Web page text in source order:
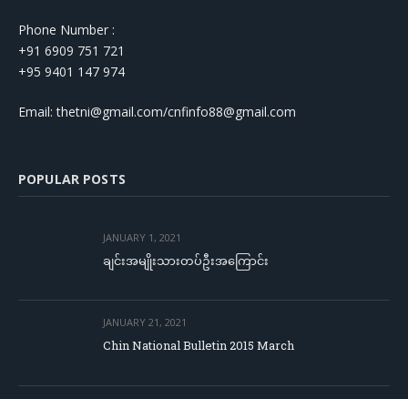
Phone Number :
+91 6909 751 721
+95 9401 147 974
Email: thetni@gmail.com/cnfinfo88@gmail.com
POPULAR POSTS
JANUARY 1, 2021
ချင်းအမျိုးသားတပ်ဦးအကြောင်း
JANUARY 21, 2021
Chin National Bulletin 2015 March